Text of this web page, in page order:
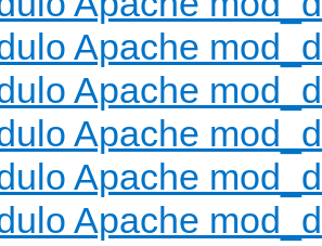
Apache
Apache
Apache
Apache
Apache